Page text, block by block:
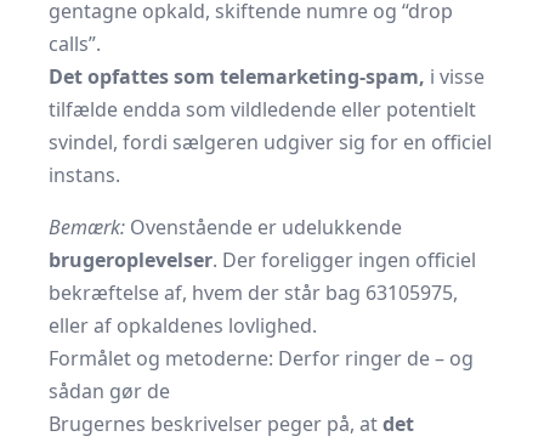
gentagne opkald, skiftende numre og “drop
calls”.
Det opfattes som telemarketing-spam, i visse
tilfælde endda som vildledende eller potentielt
svindel, fordi sælgeren udgiver sig for en officiel
instans.
Bemærk: Ovenstående er udelukkende
brugeroplevelser. Der foreligger ingen officiel
bekræftelse af, hvem der står bag 63105975,
eller af opkaldenes lovlighed.
Formålet og metoderne: Derfor ringer de – og
sådan gør de
Brugernes beskrivelser peger på, atdet